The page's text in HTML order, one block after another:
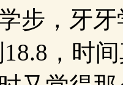
步，牙
18.8，时